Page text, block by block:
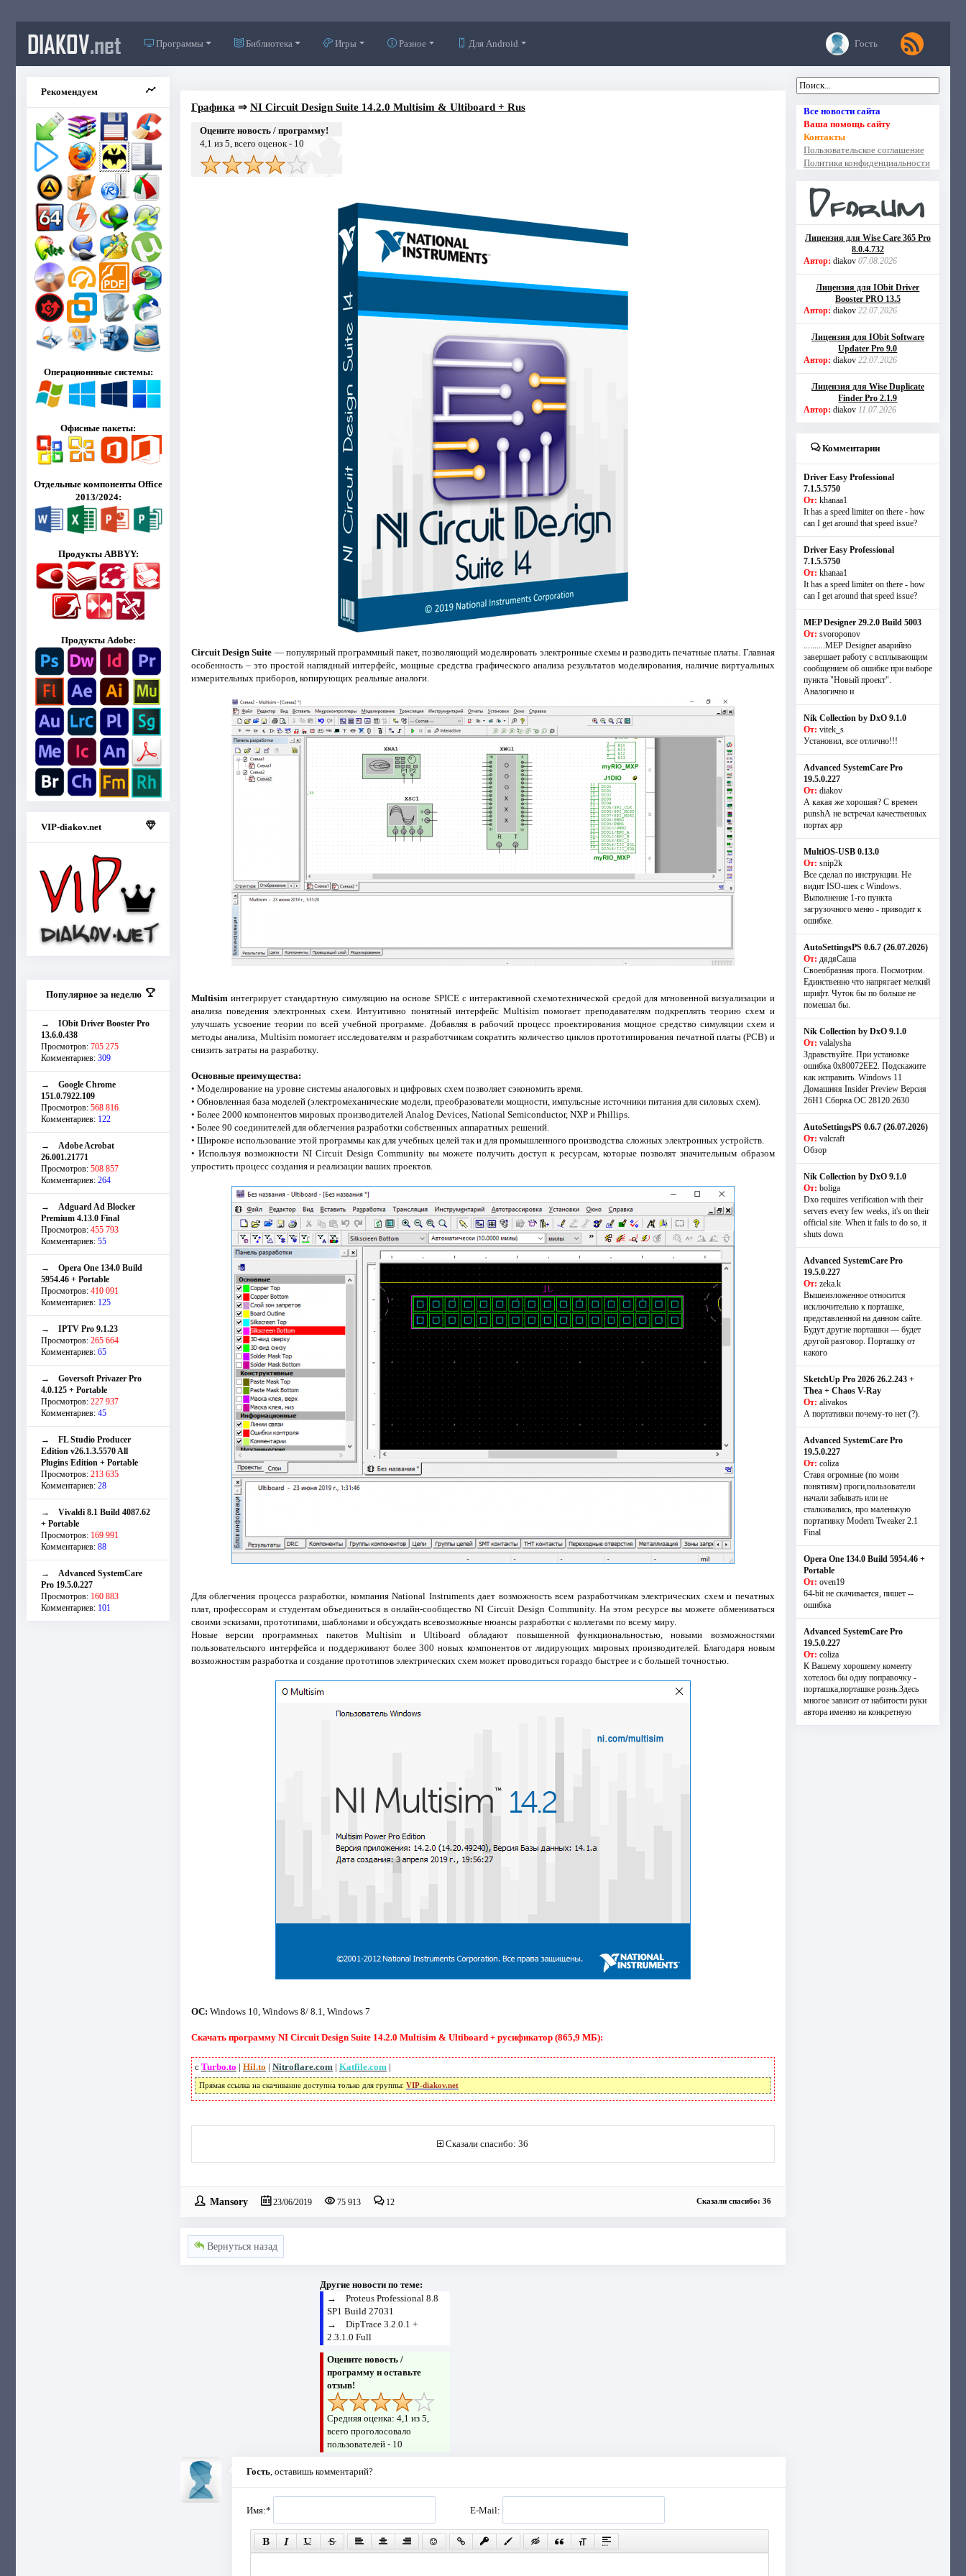
DIAKOV.net Программы Библиотека Игры Разное Для Android Гость
Рекомендуем
Операционнные системы:
Офисные пакеты:
Отдельные компоненты Office
2013/2024:
Продукты ABBYY:
Продукты Adobe:
VIP-diakov.net
Популярное за неделю
→ IObit Driver Booster Pro
13.6.0.438
Просмотров: 705 275
Комментариев: 309
→ Google Chrome
151.0.7922.109
Просмотров: 568 816
Комментариев: 122
→ Adobe Acrobat
26.001.21771
Просмотров: 508 857
Комментариев: 264
→ Adguard Ad Blocker
Premium 4.13.0 Final
Просмотров: 455 793
Комментариев: 55
→ Opera One 134.0 Build
5954.46 + Portable
Просмотров: 410 091
Комментариев: 125
→ IPTV Pro 9.1.23
Просмотров: 265 664
Комментариев: 65
→ Goversoft Privazer Pro
4.0.125 + Portable
Просмотров: 227 937
Комментариев: 45
→ FL Studio Producer
Edition v26.1.3.5570 All
Plugins Edition + Portable
Просмотров: 213 635
Комментариев: 28
→ Vivaldi 8.1 Build 4087.62
+ Portable
Просмотров: 169 991
Комментариев: 88
→ Advanced SystemCare
Pro 19.5.0.227
Просмотров: 160 883
Комментариев: 101
Графика ⇒ NI Circuit Design Suite 14.2.0 Multisim & Ultiboard + Rus
Оцените новость / программу!
4,1 из 5, всего оценок - 10
Circuit Design Suite — популярный программный пакет, позволяющий моделировать электронные схемы и разводить печатные платы. Главная
особенность – это простой наглядный интерфейс, мощные средства графического анализа результатов моделирования, наличие виртуальных
измерительных приборов, копирующих реальные аналоги.
Multisim интегрирует стандартную симуляцию на основе SPICE с интерактивной схемотехнической средой для мгновенной визуализации и
анализа поведения электронных схем. Интуитивно понятный интерфейс Multisim помогает преподавателям подкреплять теорию схем и
улучшать усвоение теории по всей учебной программе. Добавляя в рабочий процесс проектирования мощное средство симуляции схем и
методы анализа, Multisim помогает исследователям и разработчикам сократить количество циклов прототипирования печатной платы (PCB) и
снизить затраты на разработку.
Основные преимущества:
• Моделирование на уровне системы аналоговых и цифровых схем позволяет сэкономить время.
• Обновленная база моделей (электромеханические модели, преобразователи мощности, импульсные источники питания для силовых схем).
• Более 2000 компонентов мировых производителей Analog Devices, National Semiconductor, NXP и Phillips.
• Более 90 соединителей для облегчения разработки собственных аппаратных решений.
• Широкое использование этой программы как для учебных целей так и для промышленного производства сложных электронных устройств.
• Используя возможности NI Circuit Design Community вы можете получить доступ к ресурсам, которые позволят значительным образом
упростить процесс создания и реализации ваших проектов.
Для облегчения процесса разработки, компания National Instruments дает возможность всем разработчикам электрических схем и печатных
плат, профессорам и студентам объединиться в онлайн-сообщество NI Circuit Design Community. На этом ресурсе вы можете обмениваться
своими эскизами, прототипами, шаблонами и обсуждать всевозможные нюансы разработки с коллегами по всему миру.
Новые версии программных пакетов Multisim и Ultiboard обладают повышенной функциональностью, новыми возможностями
пользовательского интерфейса и поддерживают более 300 новых компонентов от лидирующих мировых производителей. Благодаря новым
возможностям разработка и создание прототипов электрических схем может проводиться гораздо быстрее и с большей точностью.
ОС: Windows 10, Windows 8/ 8.1, Windows 7
Скачать программу NI Circuit Design Suite 14.2.0 Multisim & Ultiboard + русификатор (865,9 МБ):
с Turbo.to | Hil.to | Nitroflare.com | Katfile.com |
Прямая ссылка на скачивание доступна только для группы: VIP-diakov.net
Сказали спасибо: 36
Mansory 23/06/2019 75 913 12 Сказали спасибо: 36
Вернуться назад
Другие новости по теме:
→Proteus Professional 8.8
SP1 Build 27031
→DipTrace 3.2.0.1 +
2.3.1.0 Full
Оцените новость /
программу и оставьте
отзыв!
Средняя оценка:4,1 из 5,
всего проголосовало
пользователей - 10
Гость, оставишь комментарий?
Имя:* E-Mail:
Все новости сайта
Ваша помощь сайту
Контакты
Пользовательское соглашение
Политика конфиденциальности
Лицензия для Wise Care 365 Pro
8.0.4.732
Автор: diakov 07.08.2026
Лицензия для IObit Driver
Booster PRO 13.5
Автор: diakov 22.07.2026
Лицензия для IObit Software
Updater Pro 9.0
Автор: diakov 22.07.2026
Лицензия для Wise Duplicate
Finder Pro 2.1.9
Автор: diakov 11.07.2026
Комментарии
Driver Easy Professional
7.1.5.5750
От: khanaa1
It has a speed limiter on there - how
can I get around that speed issue?
Driver Easy Professional
7.1.5.5750
От: khanaa1
It has a speed limiter on there - how
can I get around that speed issue?
MEP Designer 29.2.0 Build 5003
От: svoroponov
..........MEP Designer аварийно
завершает работу с всплывающим
сообщением об ошибке при выборе
пункта "Новый проект".
Аналогично и
Nik Collection by DxO 9.1.0
От: vitek_s
Установил, все отлично!!!
Advanced SystemCare Pro
19.5.0.227
От: diakov
А какая же хорошая? С времен
punshА не встречал качественных
портах app
MultiOS-USB 0.13.0
От: snip2k
Все сделал по инструкции. Не
видит ISO-шек с Windows.
Выполнение 1-го пункта
загрузочного меню - приводит к
ошибке.
AutoSettingsPS 0.6.7 (26.07.2026)
От: дядяСаша
Своеобразная прога. Посмотрим.
Единственно что напрягает мелкий
шрифт. Чуток бы по больше не
помешал бы.
Nik Collection by DxO 9.1.0
От: valalysha
Здравствуйте. При установке
ошибка 0х80072EE2. Подскажите
как исправить. Windows 11
Домашняя Insider Preview Версия
26H1 Сборка ОС 28120.2630
AutoSettingsPS 0.6.7 (26.07.2026)
От: valcraft
Обзор
Nik Collection by DxO 9.1.0
От: boliga
Dxo requires verification with their
servers every few weeks, it's on their
official site. When it fails to do so, it
shuts down
Advanced SystemCare Pro
19.5.0.227
От: zeka.k
Вышеизложенное относится
исключительно к порташке,
представленной на данном сайте.
Будут другие порташки — будет
другой разговор. Порташку от
какого
SketchUp Pro 2026 26.2.243 +
Thea + Chaos V-Ray
От: alivakos
А портативки почему-то нет (?).
Advanced SystemCare Pro
19.5.0.227
От: coliza
Ставя огромные (по моим
понятиям) проги,пользователи
начали забывать или не
сталкивались, про маленькую
портативку Modern Tweaker 2.1
Final
Opera One 134.0 Build 5954.46 +
Portable
От: oven19
64-bit не скачивается, пишет --
ошибка
Advanced SystemCare Pro
19.5.0.227
От: coliza
К Вашему хорошему коменту
хотелось бы одну поправочку -
порташка,порташке рознь.Здесь
многое зависит от набитости руки
автора именно на конкретную